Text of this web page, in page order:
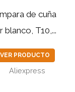
de cuña
T10,...
VER PRODUCTO
Aliexpress